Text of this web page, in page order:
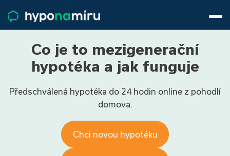
Životní pojištění
Pojištění nemovitosti
Články
O nás
800 688 388
9−16 hod.
Co je to mezigenerační
hypotéka a jak funguje
Předschválená hypotéka do 24 hodin online z pohodlí
domova.
Chci novou hypotéku